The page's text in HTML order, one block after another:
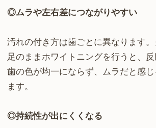
◎ムラや左右差につながりやすい
汚れの付き方は歯ごとに異なります
足のままホワイトニングを行うと、反
歯の色が均一にならず、ムラだと感
ます。
◎持続性が出にくくなる